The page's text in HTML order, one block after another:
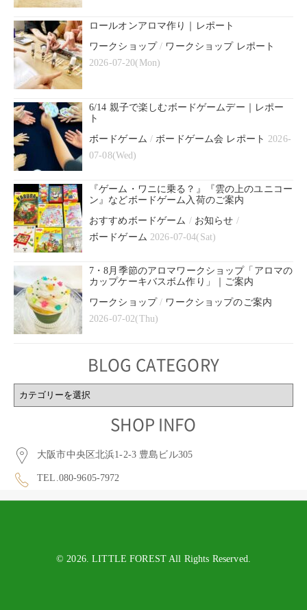
ロールオンアロマ作り｜レポート
ワークショップ/ ワークショップ レポート
2026-07-20(Mon)
6/14 親子で楽しむボードゲームデー｜レポー
ト
ボードゲーム / ボードゲーム会 レポート 2026-
07-08(Wed)
『ゲーム・ワニに乗る？』『雲の上のユニコー
ン』などボードゲーム入荷のご案内
おすすめボードゲーム / お知らせ /
ボードゲーム 2026-07-04(Sat)
7・8月季節のアロマワークショップ「アロマの
カップケーキバスボム作り」｜ご案内
ワークショップ/ ワークショップのご案内
2026-07-02(Thu)
BLOG CATEGORY
BLOG
CATEGORY
SHOP INFO
大阪市中央区北浜1-2-3 豊島ビル305
TEL.080-9605-7972
© 2026. LITTLE FOREST All Rights Reserved.